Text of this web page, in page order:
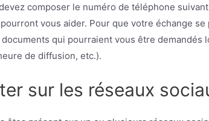
composer le numéro de téléphone
vous aider. Pour que votre échange
qui pourraient vous être demandés
de diffusion, etc.).
sur les réseaux